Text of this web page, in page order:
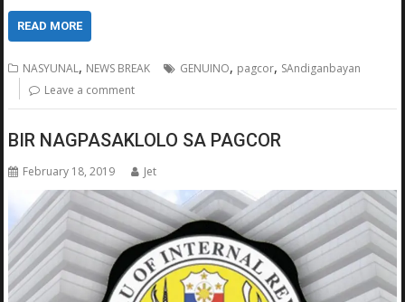
READ MORE
NASYUNAL, NEWS BREAK GENUINO, pagcor, SAndiganbayan
Leave a comment
BIR NAGPASAKLOLO SA PAGCOR
February 18, 2019 Jet